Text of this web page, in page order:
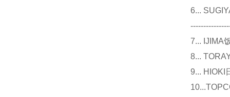
6...
7... IJIMA
8...
9... HIOKI